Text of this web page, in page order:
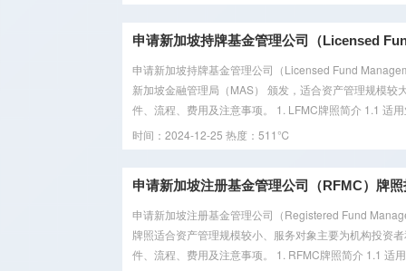
申请新加坡持牌基金管理公司（Licensed
申请新加坡持牌基金管理公司（Licensed Fund
新加坡金融管理局（MAS） 颁发，适合资产管理规模
件、流程、费用及注意事项。 1. LFMC牌照简介 1.1 适
时间：2024-12-25 热度：511℃
申请新加坡注册基金管理公司（RFMC）牌
申请新加坡注册基金管理公司（Registered Fund
牌照适合资产管理规模较小、服务对象主要为机构投资
件、流程、费用及注意事项。 1. RFMC牌照简介 1.1 适